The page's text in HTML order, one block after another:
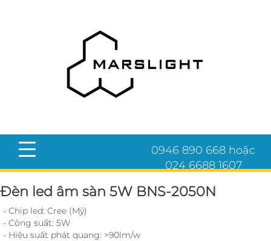
0946 890 668 hoặc
024 6688 1607
Đèn led âm sàn 5W BNS-2050N
- Chip led: Cree (Mỹ)
- Công suất: 5W
- Hiệu suất phát quang: >90lm/w